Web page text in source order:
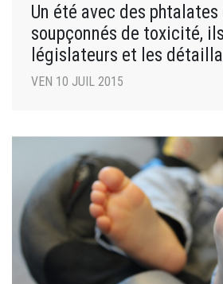
Un été avec des phtalates
soupçonnés de toxicité,
législateurs et les
VEN 10 JUIL 2015